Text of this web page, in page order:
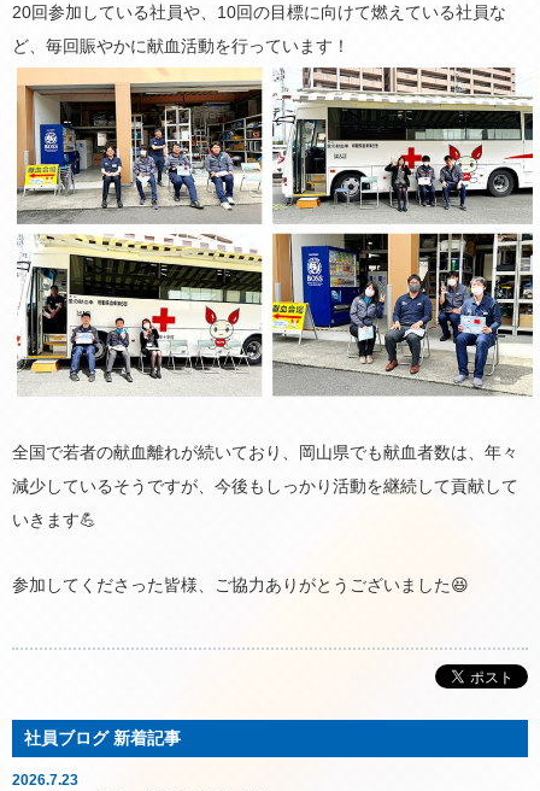
20回参加している社員や、10回の目標に向けて燃えている社員な
ど、毎回賑やかに献血活動を行っています！
全国で若者の献血離れが続いており、岡山県でも献血者数は、年々
減少しているそうですが、今後もしっかり活動を継続して貢献して
いきます💪
参加してくださった皆様、ご協力ありがとうございました😆
2026.7.23